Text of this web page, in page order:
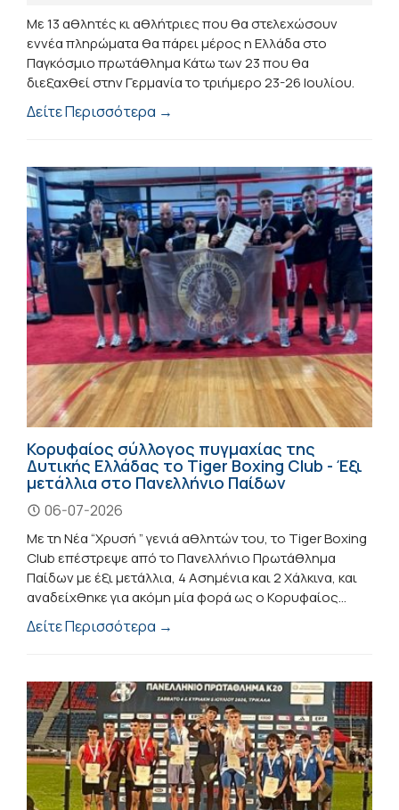
Με 13 αθλητές κι αθλήτριες που θα στελεχώσουν
εννέα πληρώματα θα πάρει μέρος η Ελλάδα στο
Παγκόσμιο πρωτάθλημα Κάτω των 23 που θα
διεξαχθεί στην Γερμανία το τριήμερο 23-26 Ιουλίου.
Δείτε Περισσότερα →
Κορυφαίος σύλλογος πυγμαχίας της
Δυτικής Ελλάδας το Tiger Boxing Club - Έξι
μετάλλια στο Πανελλήνιο Παίδων
06-07-2026
Με τη Νέα “Χρυσή ” γενιά αθλητών του, το Tiger Boxing
Club επέστρεψε από το Πανελλήνιο Πρωτάθλημα
Παίδων με έξι μετάλλια, 4 Ασημένια και 2 Χάλκινα, και
αναδείχθηκε για ακόμη μία φορά ως ο Κορυφαίος...
Δείτε Περισσότερα →